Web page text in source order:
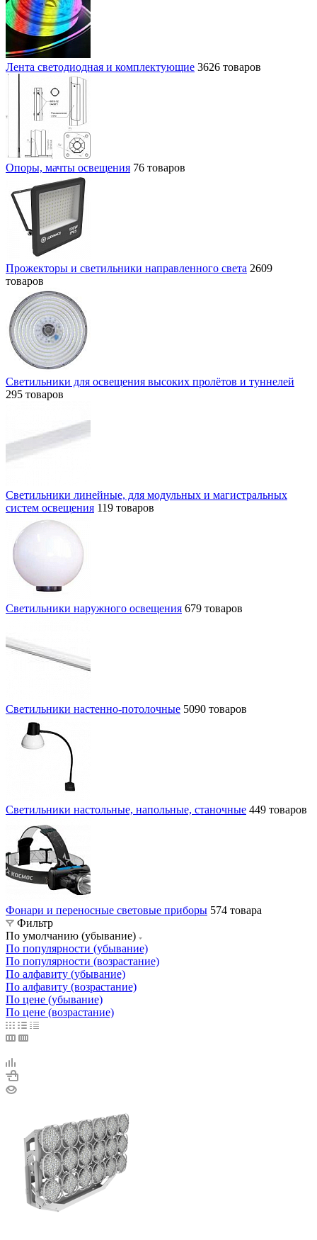
Лента светодиодная и комплектующие 3626 товаров
Опоры, мачты освещения 76 товаров
Прожекторы и светильники направленного света 2609
товаров
Светильники для освещения высоких пролётов и туннелей
295 товаров
Светильники линейные, для модульных и магистральных
систем освещения 119 товаров
Светильники наружного освещения 679 товаров
Светильники настенно-потолочные 5090 товаров
Светильники настольные, напольные, станочные 449 товаров
Фонари и переносные световые приборы 574 товара
Фильтр
По умолчанию (убывание)
По популярности (убывание)
По популярности (возрастание)
По алфавиту (убывание)
По алфавиту (возрастание)
По цене (убывание)
По цене (возрастание)